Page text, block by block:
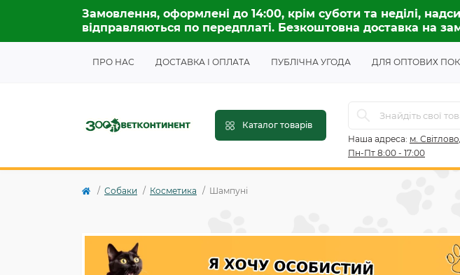
Замовлення, оформлені до 14:00, крім суботи та неділі,
відправляються по передплаті. Безкоштовна доставка на
ПРО НАС ДОСТАВКА І ОПЛАТА ПУБЛІЧНА УГОДА ДЛЯ ОПТОВИХ
Каталог товарів
Наша адреса: м.
Пн-Пт 8:00 - 17:00
Собаки Косметика Шампуні